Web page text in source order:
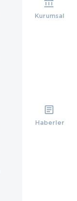
Kurumsal
Haberler